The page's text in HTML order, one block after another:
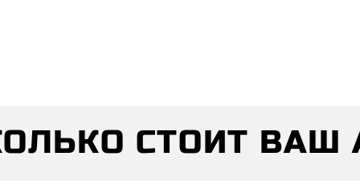
СТОИТ